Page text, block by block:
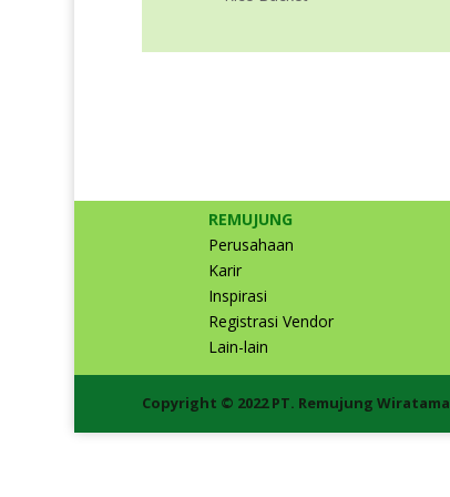
REMUJUNG
Perusahaan
Karir
Inspirasi
Registrasi Vendor
Lain-lain
Copyright © 2022 PT. Remujung Wiratama